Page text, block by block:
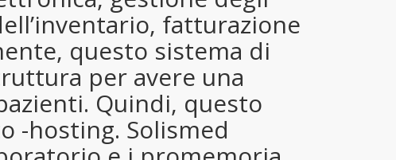
fatturazione
questo sistema di
per avere una
Quindi, questo
-hosting. Solismed